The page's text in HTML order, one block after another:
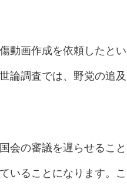
動画作成を依頼したとい
論調査では、野党の追及
会の審議を遅らせること
いることになります。こ